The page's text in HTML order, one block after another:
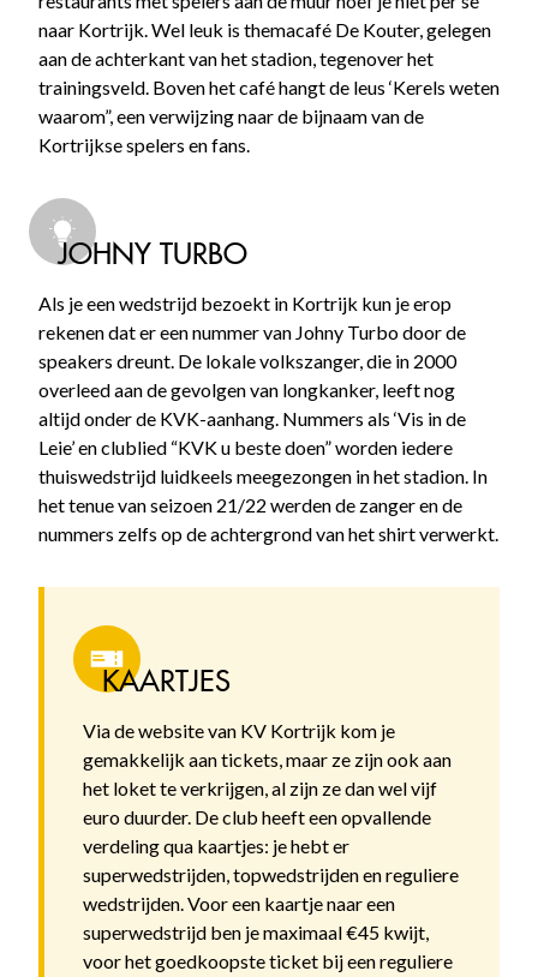
naar Kortrijk. Wel leuk is themacafé De Kouter, gelegen
aan de achterkant van het stadion, tegenover het
trainingsveld. Boven het café hangt de leus ‘Kerels weten
waarom”, een verwijzing naar de bijnaam van de
Kortrijkse spelers en fans.
JOHNY TURBO
Als je een wedstrijd bezoekt in Kortrijk kun je erop
rekenen dat er een nummer van Johny Turbo door de
speakers dreunt. De lokale volkszanger, die in 2000
overleed aan de gevolgen van longkanker, leeft nog
altijd onder de KVK-aanhang. Nummers als ‘Vis in de
Leie’ en clublied “KVK u beste doen” worden iedere
thuiswedstrijd luidkeels meegezongen in het stadion. In
het tenue van seizoen 21/22 werden de zanger en de
nummers zelfs op de achtergrond van het shirt verwerkt.
KAARTJES
Via de website van KV Kortrijk kom je
gemakkelijk aan tickets, maar ze zijn ook aan
het loket te verkrijgen, al zijn ze dan wel vijf
euro duurder. De club heeft een opvallende
verdeling qua kaartjes: je hebt er
superwedstrijden, topwedstrijden en reguliere
wedstrijden. Voor een kaartje naar een
superwedstrijd ben je maximaal €45 kwijt,
voor het goedkoopste ticket bij een reguliere